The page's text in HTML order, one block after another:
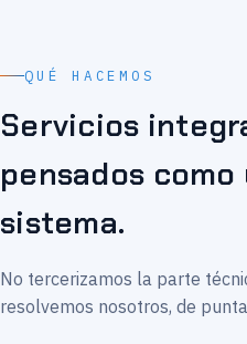
QUÉ HACEMOS
Servicios
pensados como
sistema.
No tercerizamos la parte
resolvemos nosotros, de